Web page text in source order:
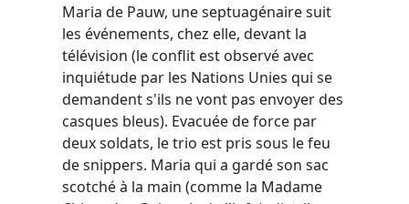
Maria de Pauw, une septuagénaire suit
les événements, chez elle, devant la
télévision (le conflit est observé avec
inquiétude par les Nations Unies qui se
demandent s'ils ne vont pas envoyer des
casques bleus). Evacuée de force par
deux soldats, le trio est pris sous le feu
de snippers. Maria qui a gardé son sac
scotché à la main (comme la Madame